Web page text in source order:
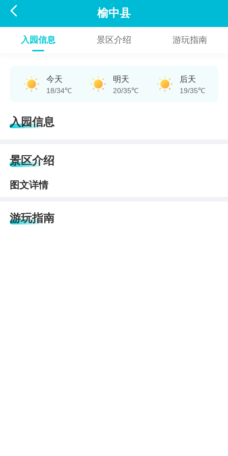
 榆中县
入园信息 景区介绍 游玩指南
今天
18/34℃
明天
20/35℃
后天
19/35℃
入园信息
景区介绍
图文详情
游玩指南